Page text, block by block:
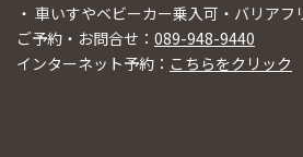
・ 車いすやベビーカー乗入可・バリアフ
ご予約・お問合せ： 089-948-9440
インターネット予約： こちらをクリック